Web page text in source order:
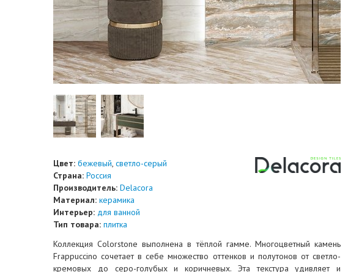
Цвет: бежевый, светло-серый
Страна: Россия
Производитель: Delacora
Материал: керамика
Интерьер: для ванной
Тип товара: плитка
Коллекция Colorstone выполнена в тёплой гамме. Многоцветный камень
Frappuccino сочетает в себе множество оттенков и полутонов от светло-
кремовых до серо-голубых и коричневых. Эта текстура удивляет и